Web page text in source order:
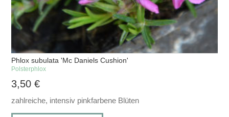
Phlox subulata 'Mc Daniels Cushion'
Polsterphlox
3,50€
zahlreiche, intensiv pinkfarbene Blüten